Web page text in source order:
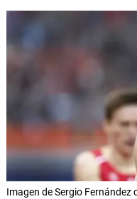
Imagen de Sergio